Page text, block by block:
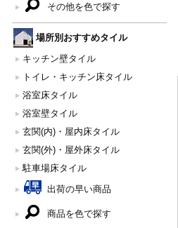
その他を色で探す
場所別おすすめタイル
キッチン壁タイル
トイレ・キッチン床タイル
浴室床タイル
浴室壁タイル
玄関(内)・屋内床タイル
玄関(外)・屋外床タイル
駐車場床タイル
出荷の早い商品
商品を色で探す